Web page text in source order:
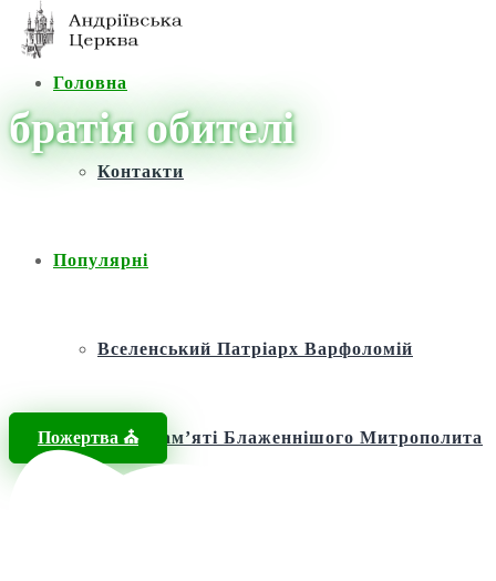
Головна
Контакти
Популярні
Вселенський Патріарх Варфоломій
Фонд пам’яті Блаженнішого Митрополита
Пожертва ⛪️
братія обителі